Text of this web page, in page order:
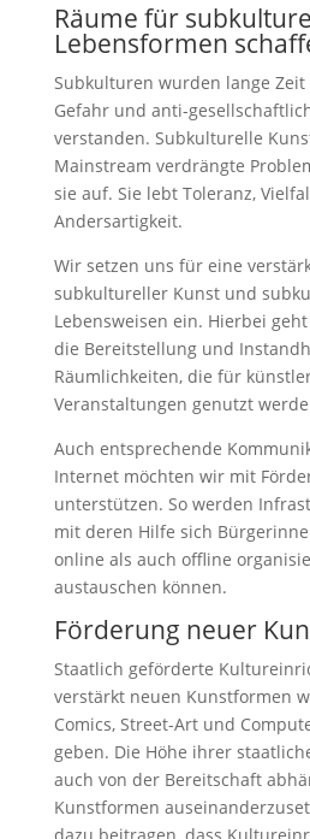
Räume für
Lebensformen
Subkulturen wurden lange
Gefahr und anti-
verstanden. Subkulturelle
Mainstream verdrängte
sie auf. Sie lebt Toleranz,
Andersartigkeit.
Wir setzen uns für eine
subkultureller Kunst und
Lebensweisen ein. Hierbei
die Bereitstellung und
Räumlichkeiten, die für
Veranstaltungen genutzt
Auch entsprechende
Internet möchten wir mit
unterstützen. So werden
mit deren Hilfe sich
online als auch offline
austauschen können.
Förderung neuer
Staatlich geförderte
verstärkt neuen Kunstformen
Comics, Street-Art und
geben. Die Höhe ihrer
auch von der Bereitschaft
Kunstformen